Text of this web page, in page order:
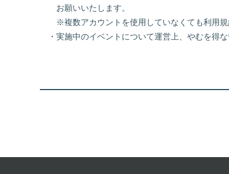
お願いいたします。
※複数アカウントを使用していなくても利用
・実施中のイベントについて運営上、やむを得